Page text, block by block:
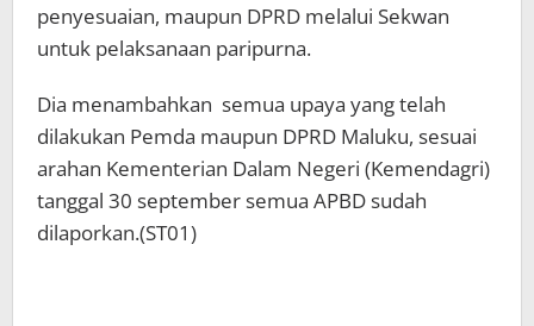
penyesuaian, maupun DPRD melalui Sekwan
untuk pelaksanaan paripurna.
Dia menambahkan semua upaya yang telah
dilakukan Pemda maupun DPRD Maluku, sesuai
arahan Kementerian Dalam Negeri (Kemendagri)
tanggal 30 september semua APBD sudah
dilaporkan.(ST01)